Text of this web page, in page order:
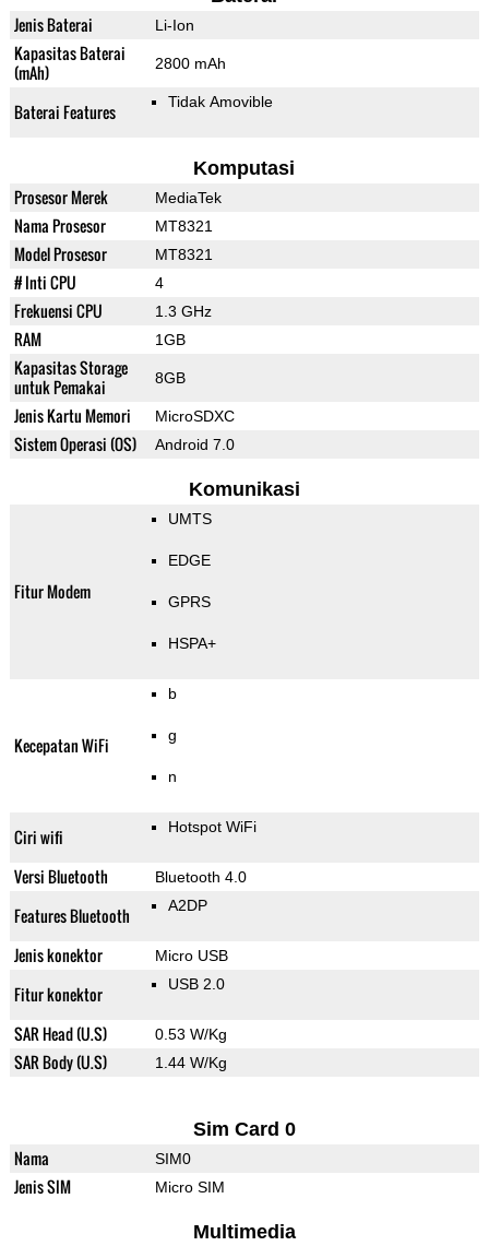
Jenis Baterai Li-Ion
Kapasitas Baterai
(mAh)
2800 mAh
Baterai Features Tidak Amovible
Komputasi
Prosesor Merek MediaTek
Nama Prosesor MT8321
Model Prosesor MT8321
# Inti CPU 4
Frekuensi CPU 1.3 GHz
RAM 1GB
Kapasitas Storage
untuk Pemakai
8GB
Jenis Kartu Memori MicroSDXC
Sistem Operasi (OS) Android 7.0
Komunikasi
Fitur Modem
UMTS
EDGE
GPRS
HSPA+
Kecepatan WiFi
b
g
n
Ciri wifi Hotspot WiFi
Versi Bluetooth Bluetooth 4.0
Features Bluetooth A2DP
Jenis konektor Micro USB
Fitur konektor USB 2.0
SAR Head (U.S) 0.53 W/Kg
SAR Body (U.S) 1.44 W/Kg
Sim Card 0
Nama SIM0
Jenis SIM Micro SIM
Multimedia